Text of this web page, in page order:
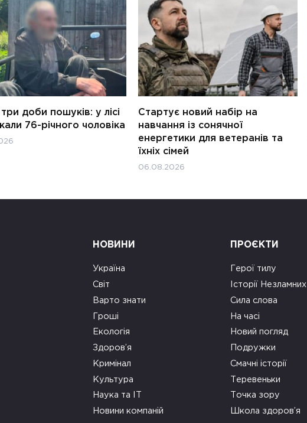
доби пошуків: у лісі
76-річного чоловіка
Стартує новий набір на
навчання із сонячної
енергетики для ветеранів та
їхніх сімей
06.08.2026
НОВИНИ
Україна
Світ
Варто знати
Гроші
Екологія
Здоров’я
Кримінал
Культура
Наука та ІТ
Новини компаній
ПРОЄКТИ
Герої тилу
Історії Незламних
Сила слова
На часі
Новий погляд
Подружки
Смачні історії
Теревеньки
Точка зору
Школа здоров’я